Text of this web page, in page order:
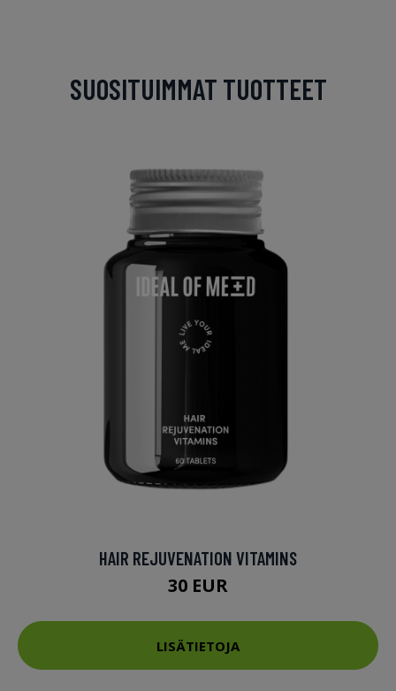
SUOSITUIMMAT TUOTTEET
HAIR REJUVENATION VITAMINS
30 EUR
LISÄTIETOJA